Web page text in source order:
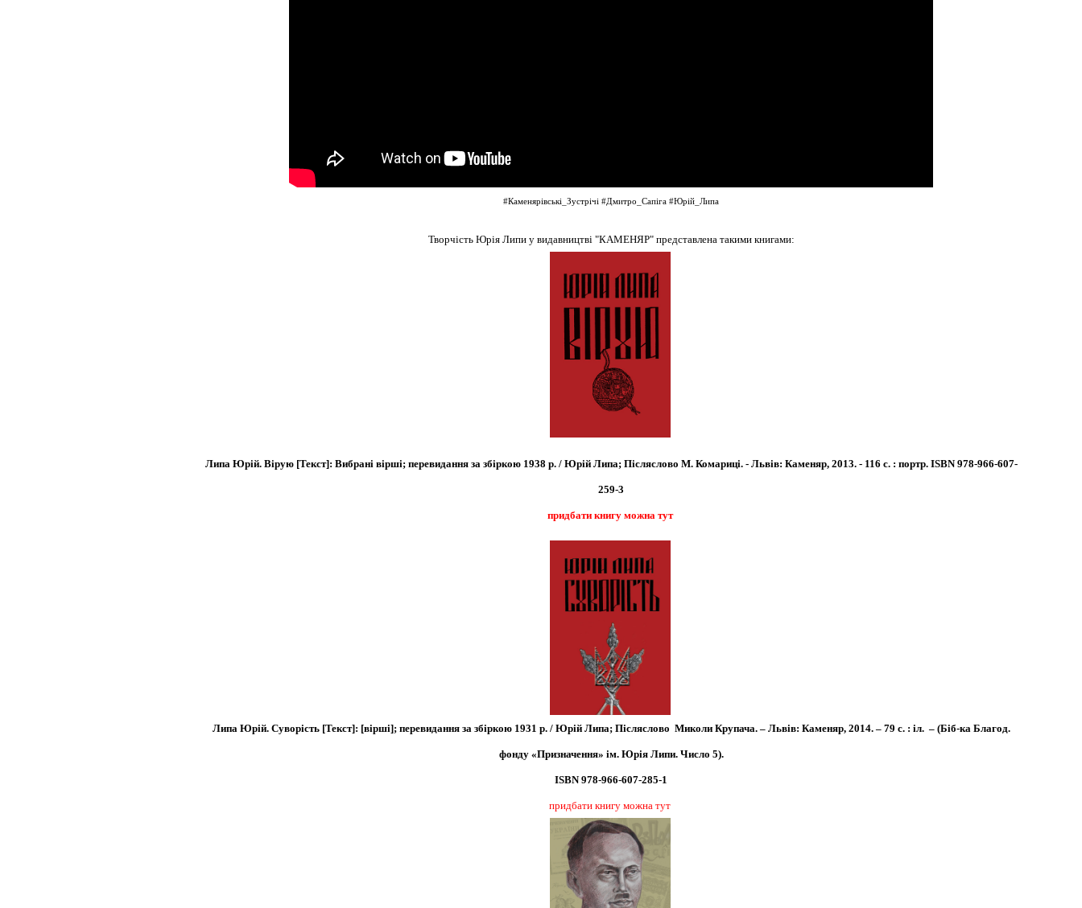
#Каменярівські_Зустрічі#Дмитро_Сапіга #Юрій_Липа
Творчість Юрія Липи у видавництві "КАМЕНЯР" представлена такими книгами:
Липа Юрій. Вірую [Текст]: Вибрані вірші; перевидання за збіркою 1938 р. / Юрій Липа; Післяслово М. Комариці. - Львів: Каменяр, 2013. - 116 с. : портр. ISBN 978-966-607-
259-3
придбати книгу можна тут
Липа Юрій. Суворість [Текст]: [вірші]; перевидання за збіркою 1931 р. / Юрій Липа; Післяслово Миколи Крупача. – Львів: Каменяр, 2014. – 79 с. : іл. – (Біб-ка Благод.
фонду «Призначення» ім. Юрія Липи. Число 5).
ISBN 978-966-607-285-1
придбати книгу можна тут